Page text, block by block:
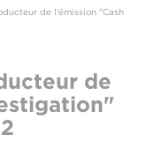
de l'émission "Cash
de